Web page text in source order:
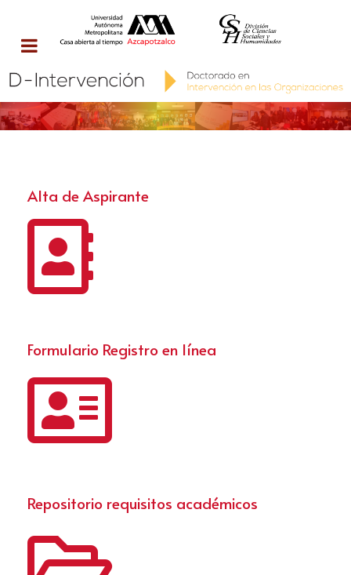
Alta de Aspirante
Formulario Registro en línea
Repositorio requisitos académicos